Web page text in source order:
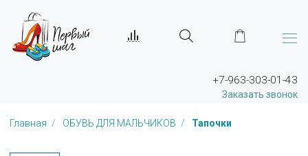
+7-963-303-01-43
Заказать звонок
Главная ОБУВЬ ДЛЯ МАЛЬЧИКОВ Тапочки